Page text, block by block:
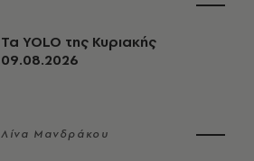
Τα YOLO της Κυριακής
09.08.2026
Λίνα Μανδράκου